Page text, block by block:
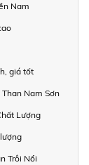
Nam
giá tốt
Nam Sơn
Lượng
Trôi Nổi